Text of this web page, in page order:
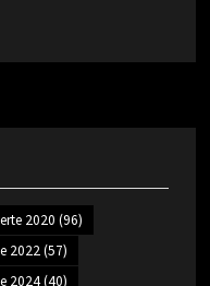
2020 (96)
2022(57)
2024(40)